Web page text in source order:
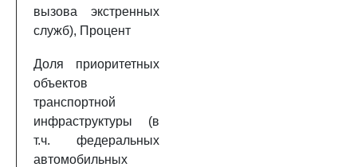
вызова экстренных
служб), Процент
Доля приоритетных
объектов
транспортной
инфраструктуры (в
т.ч. федеральных
автомобильных